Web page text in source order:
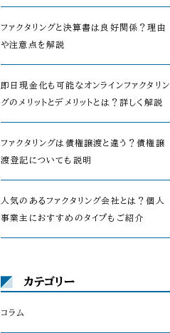
ファクタリングと決算書は良好関係？理由
や注意点を解説
即日現金化も可能なオンラインファクタリン
グのメリットとデメリットとは？詳しく解説
ファクタリングは債権譲渡と違う？債権譲
渡登記についても説明
人気のあるファクタリング会社とは？個人
事業主におすすめのタイプもご紹介
カテゴリー
コラム